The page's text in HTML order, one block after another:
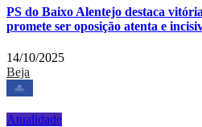
PS do Baixo Alentejo destaca
promete ser oposição atenta e
14/10/2025
Beja
Atualidade